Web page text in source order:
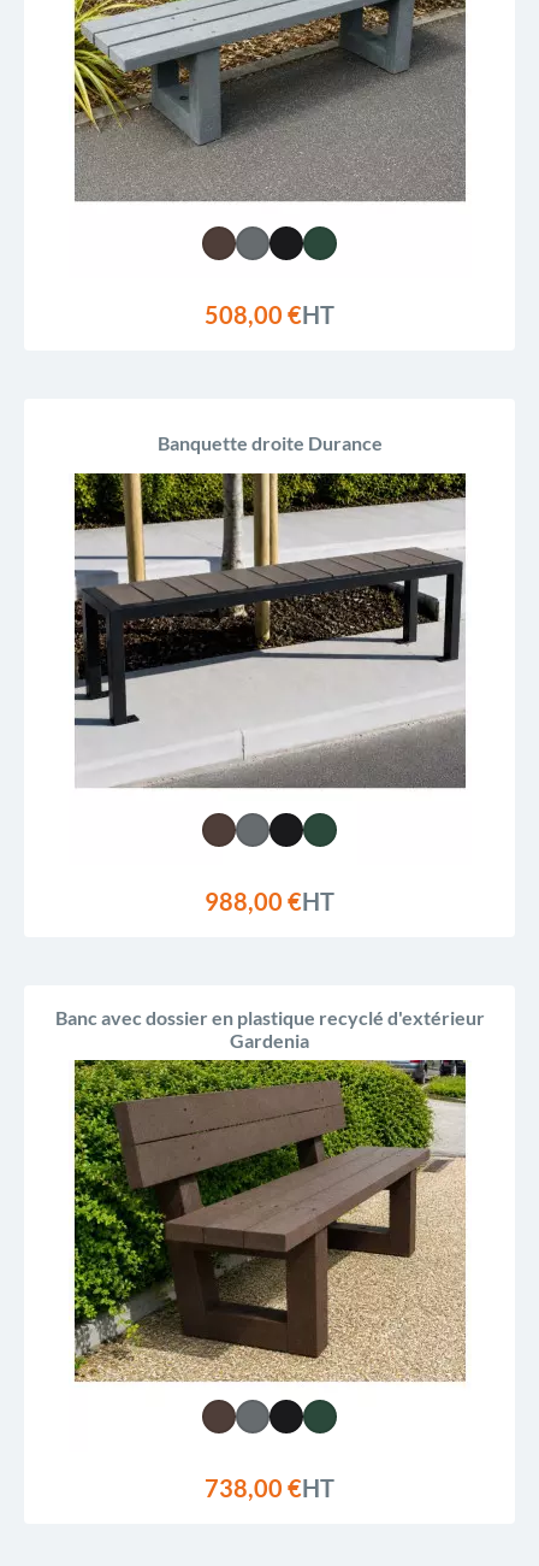
508,00 €HT
Banquette droite Durance
988,00 €HT
Banc avec dossier en plastique recyclé d'extérieur
Gardenia
738,00 €HT